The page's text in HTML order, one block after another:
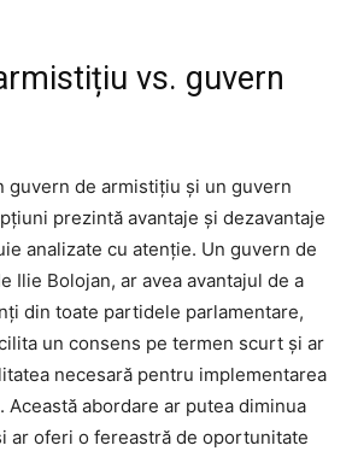
vs. guvern
guvern de armistițiu și un guvern
prezintă avantaje și dezavantaje
analizate cu atenție. Un guvern de
Ilie Bolojan, ar avea avantajul de a
din toate partidele parlamentare,
un consens pe termen scurt și ar
necesară pentru implementarea
abordare ar putea diminua
ar oferi o fereastră de oportunitate